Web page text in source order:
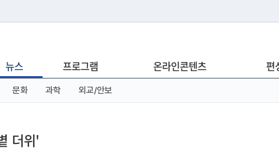
래 URL에서 도메인 주소를 확인해 보세요
뉴스 프로그램 온라인콘텐츠 편
문화 과학 외교/안보
더위'